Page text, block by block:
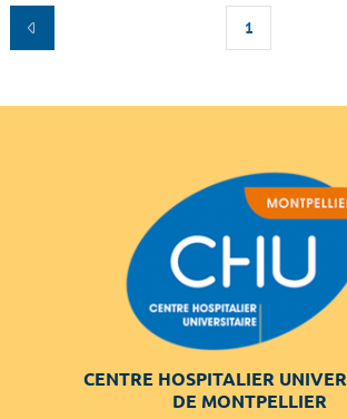
1
CENTRE HOSPITALIER
DE MONTPELLIER